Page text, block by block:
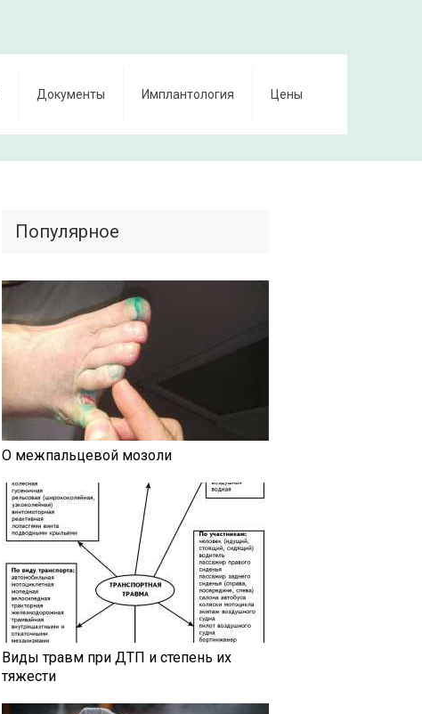
Документы Имплантология Цены
Популярное
О межпальцевой мозоли
Виды травм при ДТП и степень их
тяжести